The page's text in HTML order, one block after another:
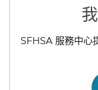
SFHSA 服務中心